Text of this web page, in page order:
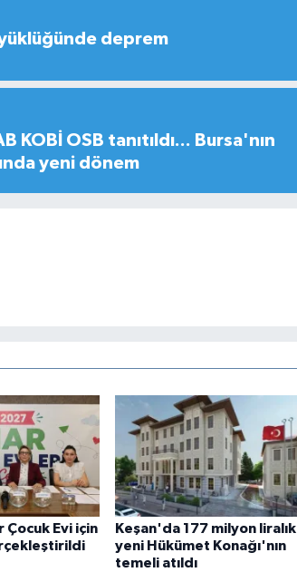
deprem
KOBİ OSB tanıtıldı... Bursa'nın
yeni dönem
Çocuk Evi için
Keşan'da 177 milyon liralık
yeni Hükümet Konağı'nın
temeli atıldı